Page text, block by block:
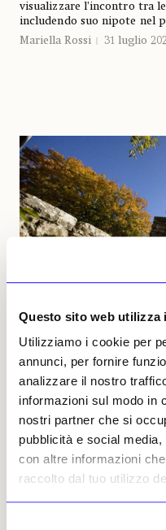
Questo sito web utilizza
Utilizziamo i cookie per
annunci, per fornire
analizzare il nostro
informazioni sul modo in
nostri partner che si
pubblicità e social
con altre informazioni
raccolto dal tuo utilizzo
visualizzare l’incontro tra
includendo suo nipote nel
Mariella Rossi
31 luglio
Presentato il «Cammino
un’estensione totale di
I percorsi e le varie tratte,
sono stati individuati sulla
centenario della morte di
Gaspare Melchiorri
30